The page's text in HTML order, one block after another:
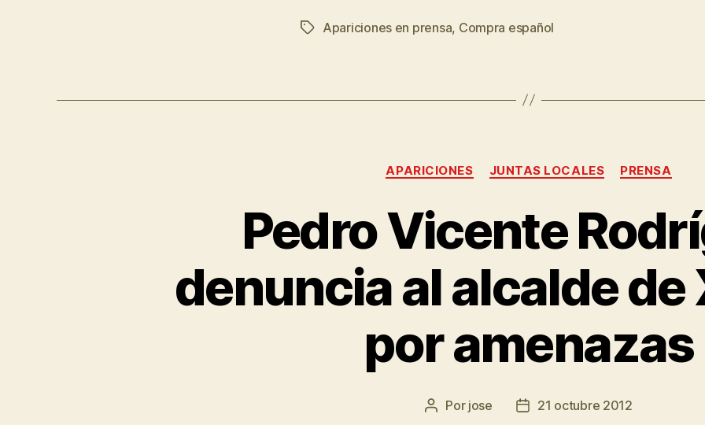
Apariciones en prensa, Compra español
APARICIONES JUNTAS LOCALES PRENSA
Pedro Vicente
denuncia al alcalde de
por amenazas
Por jose 21 octubre 2012